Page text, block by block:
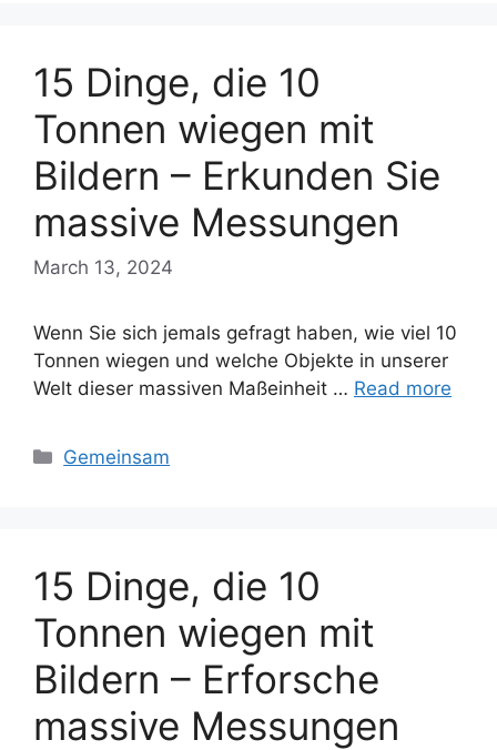
15 Dinge, die 10
Tonnen wiegen mit
Bildern – Erkunden Sie
massive Messungen
March 13, 2024
Wenn Sie sich jemals gefragt haben, wie viel 10
Tonnen wiegen und welche Objekte in unserer
Welt dieser massiven Maßeinheit … Read more
Categories
Gemeinsam
15 Dinge, die 10
Tonnen wiegen mit
Bildern – Erforsche
massive Messungen